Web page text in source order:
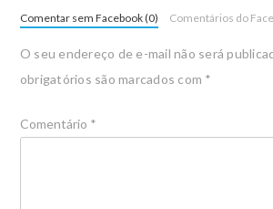
Comentar sem Facebook (0) Comentários do
O seu endereço de e-mail não será
obrigatórios são marcados com *
Comentário *